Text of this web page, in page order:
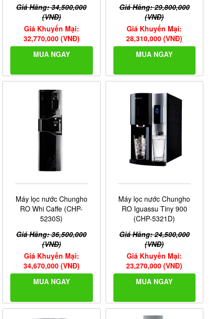
Giá Hãng: 34,500,000
(VNĐ)
Giá Khuyến Mại:
32,770,000 (VNĐ)
MUA NGAY
Giá Hãng: 29,800,000
(VNĐ)
Giá Khuyến Mại:
28,310,000 (VNĐ)
MUA NGAY
Máy lọc nước Chungho
RO Whi Caffe (CHP-
5230S)
Giá Hãng: 36,500,000
(VNĐ)
Giá Khuyến Mại:
34,670,000 (VNĐ)
MUA NGAY
Máy lọc nước Chungho
RO Iguassu Tiny 900
(CHP-5321D)
Giá Hãng: 24,500,000
(VNĐ)
Giá Khuyến Mại:
23,270,000 (VNĐ)
MUA NGAY